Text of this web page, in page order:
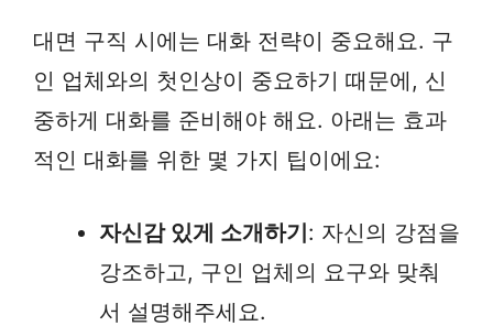
대면 구직 시에는 대화 전략이 중요해요. 구
인 업체와의 첫인상이 중요하기 때문에, 신
중하게 대화를 준비해야 해요. 아래는 효과
적인 대화를 위한 몇 가지 팁이에요:
자신감 있게 소개하기: 자신의 강점을
강조하고, 구인 업체의 요구와 맞춰
서 설명해주세요.